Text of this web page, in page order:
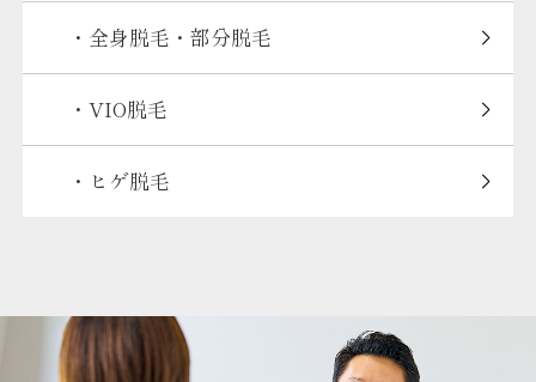
・全身脱毛・部分脱毛
・VIO脱毛
・ヒゲ脱毛